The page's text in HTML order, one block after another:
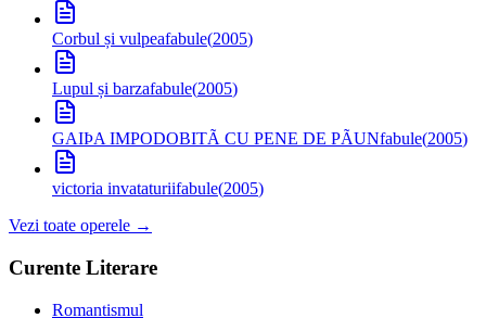
Corbul și vulpeafabule(2005)
Lupul și barzafabule(2005)
GAIÞA IMPODOBITÃ CU PENE DE PÃUNfabule(2005)
victoria invataturiifabule(2005)
Vezi toate operele →
Curente Literare
Romantismul